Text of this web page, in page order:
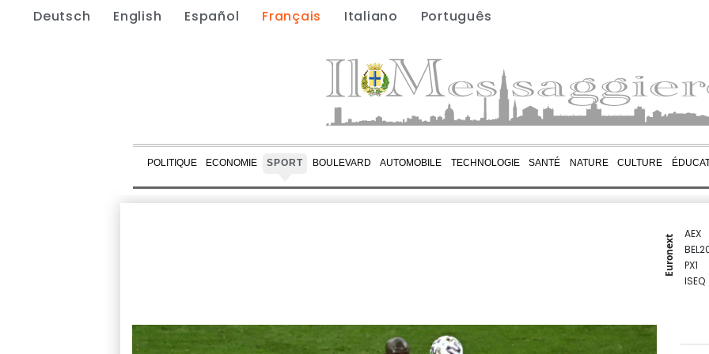
Deutsch English Español Français Italiano Português
POLITIQUE ECONOMIE SPORT BOULEVARD AUTOMOBILE TECHNOLOGIE SANTÉ NATURE CULTURE
Euronext
AEX
PX1
ISEQ